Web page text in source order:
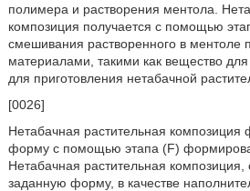
полимера и растворения ментола.
композиция получается с помощью
смешивания растворенного в ментоле
материалами, такими как вещество для
для приготовления нетабачной
[0026]
Нетабачная растительная
форму с помощью этапа (F)
Нетабачная растительная
заданную форму, в качестве